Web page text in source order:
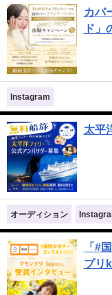
カバ
ド
Instagram
太平
オーディション
「#
プリ